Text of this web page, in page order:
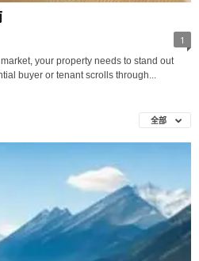
1
your property needs to stand out
buyer or tenant scrolls through...
全部